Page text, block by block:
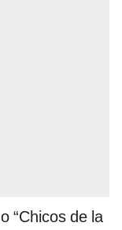
o “Chicos de la